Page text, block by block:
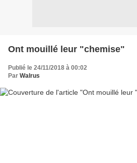
Ont mouillé leur "chemise"
Publié le 24/11/2018 à 00:02
Par Walrus